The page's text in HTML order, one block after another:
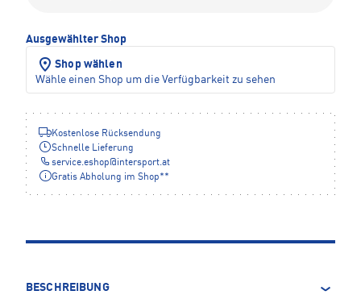
Ausgewählter Shop
Shop wählen
Wähle einen Shop um die Verfügbarkeit zu sehen
Kostenlose Rücksendung
Schnelle Lieferung
service.eshop@intersport.at
Gratis Abholung im Shop**
BESCHREIBUNG